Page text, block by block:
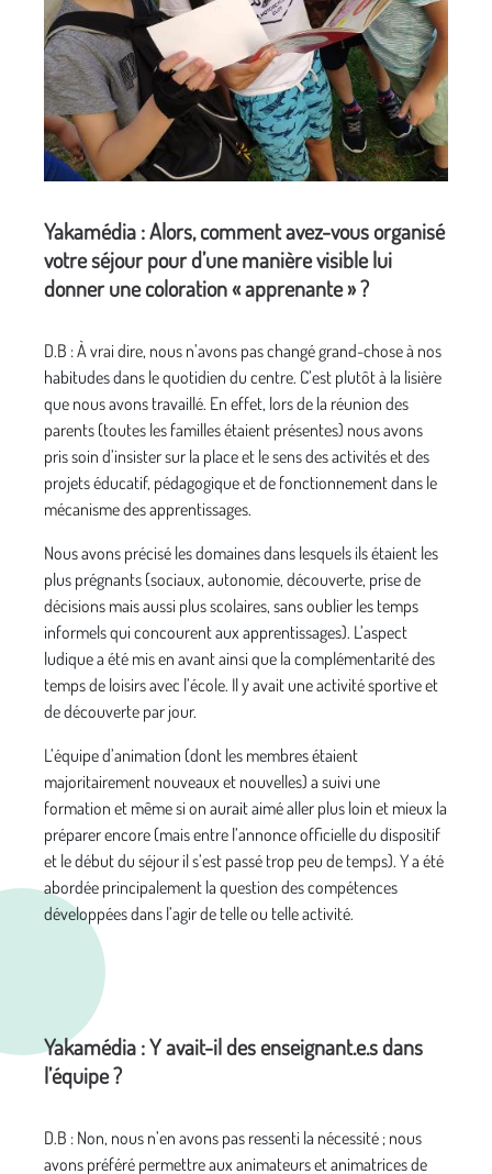
Yakamédia : Alors, comment avez-vous organisé
votre séjour pour d’une manière visible lui
donner une coloration « apprenante » ?
D.B : À vrai dire, nous n’avons pas changé grand-chose à nos
habitudes dans le quotidien du centre. C’est plutôt à la lisière
que nous avons travaillé. En effet, lors de la réunion des
parents (toutes les familles étaient présentes) nous avons
pris soin d’insister sur la place et le sens des activités et des
projets éducatif, pédagogique et de fonctionnement dans le
mécanisme des apprentissages.
Nous avons précisé les domaines dans lesquels ils étaient les
plus prégnants (sociaux, autonomie, découverte, prise de
décisions mais aussi plus scolaires, sans oublier les temps
informels qui concourent aux apprentissages). L’aspect
ludique a été mis en avant ainsi que la complémentarité des
temps de loisirs avec l’école. Il y avait une activité sportive et
de découverte par jour.
L’équipe d’animation (dont les membres étaient
majoritairement nouveaux et nouvelles) a suivi une
formation et même si on aurait aimé aller plus loin et mieux la
préparer encore (mais entre l’annonce officielle du dispositif
et le début du séjour il s’est passé trop peu de temps). Y a été
abordée principalement la question des compétences
développées dans l’agir de telle ou telle activité.
Yakamédia : Y avait-il des enseignant.e.s dans
l’équipe ?
D.B : Non, nous n’en avons pas ressenti la nécessité ; nous
avons préféré permettre aux animateurs et animatrices de